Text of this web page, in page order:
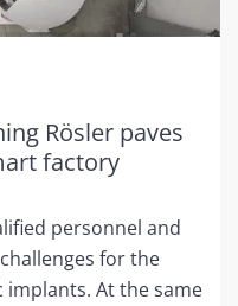
Rösler paves
factory
personnel and
for the
At the same